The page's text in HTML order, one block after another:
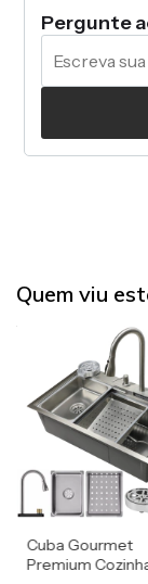
Pergunte
Quem viu
Cuba Gourmet
Premium